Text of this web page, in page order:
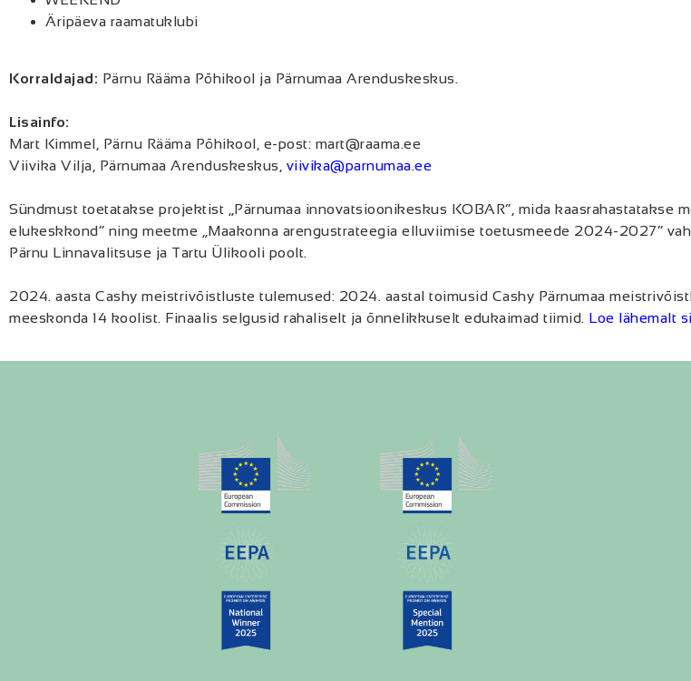
Äripäeva raamatuklubi
Korraldajad: Pärnu Rääma Põhikool ja Pärnumaa Arenduskeskus.
Lisainfo:
Mart Kimmel, Pärnu Rääma Põhikool, e-post: mart@raama.ee
Viivika Vilja, Pärnumaa Arenduskeskus, viivika@parnumaa.ee
Sündmust toetatakse projektist „Pärnumaa innovatsioonikeskus KOBAR”, mida kaasrahastatakse
elukeskkond” ning meetme „Maakonna arengustrateegia elluviimise toetusmeede 2024-2027”
Pärnu Linnavalitsuse ja Tartu Ülikooli poolt.
2024. aasta Cashy meistrivõistluste tulemused: 2024. aastal toimusid Cashy Pärnumaa
meeskonda 14 koolist. Finaalis selgusid rahaliselt ja õnnelikkuselt edukaimad tiimid. Loe lähemalt